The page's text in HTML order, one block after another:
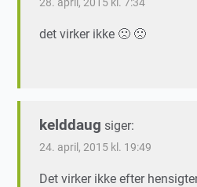
det virker ikke 🙁 🙁
kelddaug siger:
24. april, 2015 kl. 19:49
Det virker ikke efter